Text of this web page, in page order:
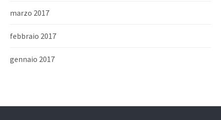
marzo 2017
febbraio 2017
gennaio 2017